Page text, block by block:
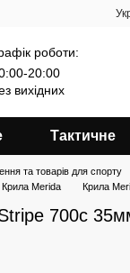
роботи:
20:00
вихідних
Тактичне
та товарів для спорту
Крила Merida
Крила
700c